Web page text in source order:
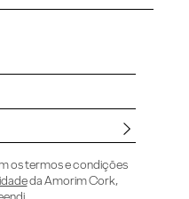
os termos e condições
da Amorim Cork,